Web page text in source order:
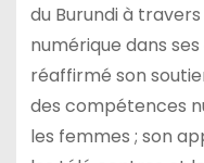
du Burundi à
numérique dans
réaffirmé son
des compétences
les femmes ; son